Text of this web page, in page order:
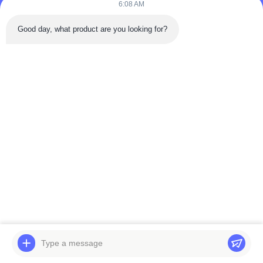
6:08 AM
Good day, what product are you looking for?